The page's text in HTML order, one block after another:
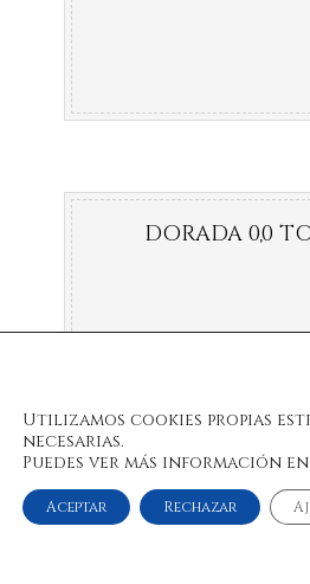
DORADA 0,0
Utilizamos cookies propias
necesarias.
Puedes ver más información
Aceptar Rechazar